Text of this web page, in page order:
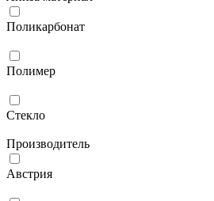
Поликарбонат
Полимер
Стекло
Производитель
Австрия